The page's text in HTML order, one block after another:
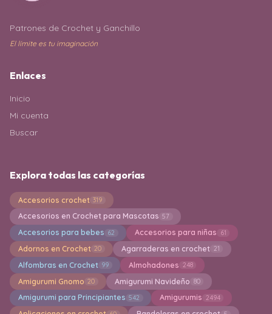
Patrones de Crochet y Ganchillo
El límite es tu imaginación
Enlaces
Inicio
Mi cuenta
Buscar
Explora todas las categorías
Accesorios crochet 319
Accesorios en Crochet para Mascotas 57
Accesorios para bebes 62 Accesorios para niñas 61
Adornos en Crochet 20 Agarraderas en crochet 21
Alfombras en Crochet 99 Almohadones 248
Amigurumi Gnomo 20 Amigurumi Navideño 80
Amigurumi para Principiantes 542 Amigurumis 2494